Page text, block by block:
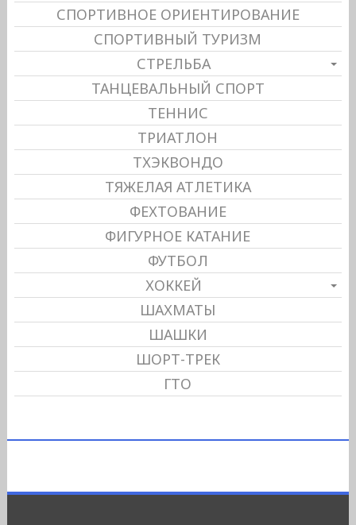
СПОРТИВНОЕ ОРИЕНТИРОВАНИЕ
СПОРТИВНЫЙ ТУРИЗМ
СТРЕЛЬБА
ТАНЦЕВАЛЬНЫЙ СПОРТ
ТЕННИС
ТРИАТЛОН
ТХЭКВОНДО
ТЯЖЕЛАЯ АТЛЕТИКА
ФЕХТОВАНИЕ
ФИГУРНОЕ КАТАНИЕ
ФУТБОЛ
ХОККЕЙ
ШАХМАТЫ
ШАШКИ
ШОРТ-ТРЕК
ГТО